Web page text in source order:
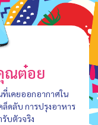
ณต๋อย
ที่เคยออกอากาศใน
ดลับ การปรุงอาหาร
รับตัวจริง